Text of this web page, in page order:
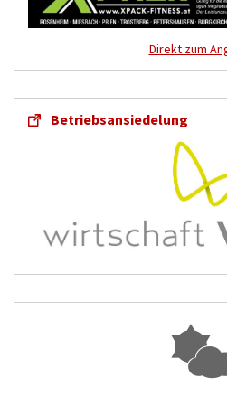
Direkt zum
Betriebsansiedelung